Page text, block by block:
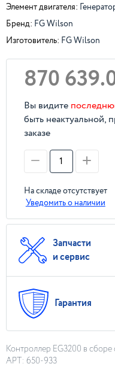
Элемент двигателя:
Бренд: FG Wilson
Изготовитель: FG Wilson
870
Вы видите
быть неактуальной,
заказе
На складе отсутствует
Уведомить о наличии
Запчасти
и сервис
Гарантия
Контроллер EG3200 в
АРТ: 650-933